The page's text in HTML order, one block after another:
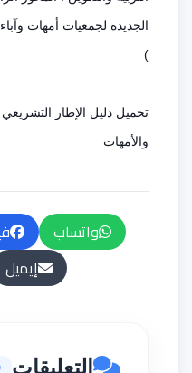
الجديدة لجمعيات أمهات وآباء
)
تحميل دليل الإطار
والأمهات
واتساب
إيميل
التعليقات